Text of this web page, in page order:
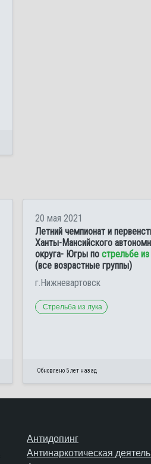
20 мая 2021
Летний чемпионат и
Ханты-Мансийского
округа- Югры по стрельбе из
(все возрастные группы)
г.Нижневартовск
Стрельба из лука
Обновлено 5 лет назад
Антидопинг
Антинаркотическая